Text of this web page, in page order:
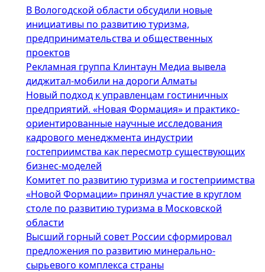
В Вологодской области обсудили новые
инициативы по развитию туризма,
предпринимательства и общественных
проектов
Рекламная группа Клинтаун Медиа вывела
диджитал-мобили на дороги Алматы
Новый подход к управленцам гостиничных
предприятий. «Новая Формация» и практико-
ориентированные научные исследования
кадрового менеджмента индустрии
гостеприимства как пересмотр существующих
бизнес-моделей
Комитет по развитию туризма и гостеприимства
«Новой Формации» принял участие в круглом
столе по развитию туризма в Московской
области
Высший горный совет России сформировал
предложения по развитию минерально-
сырьевого комплекса страны